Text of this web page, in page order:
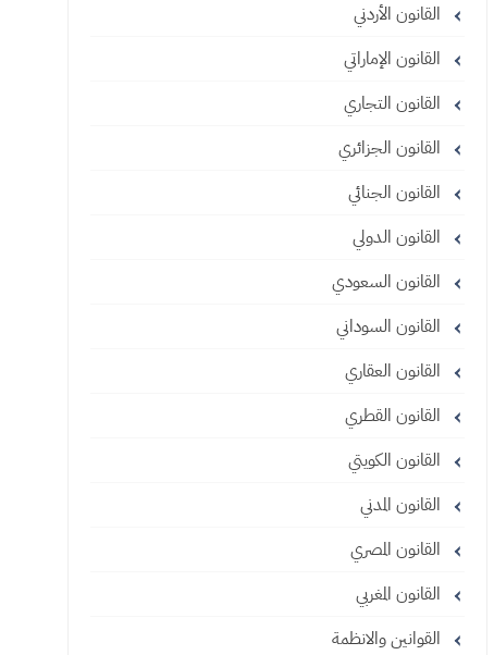
القانون الأردني
القانون الإماراتي
القانون التجاري
القانون الجزائري
القانون الجنائي
القانون الدولي
القانون السعودي
القانون السوداني
القانون العقاري
القانون القطري
القانون الكويتي
القانون المدني
القانون المصري
القانون المغربي
القوانين والانظمة